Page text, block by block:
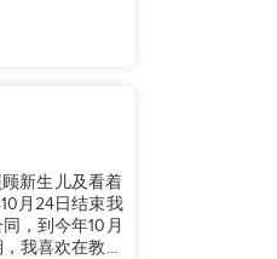
新生儿及看着
月24日结束我
，到今年10月
我喜欢在教堂